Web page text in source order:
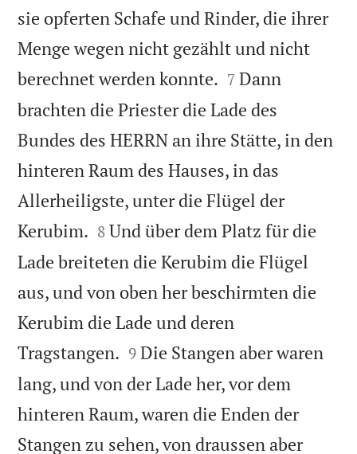
sie opferten Schafe und Rinder, die ihrer
Menge wegen nicht gezählt und nicht
berechnet werden konnte. 

7 Dann
brachten die Priester die Lade des
Bundes des HERRN an ihre Stätte, in den
hinteren Raum des Hauses, in das
Allerheiligste, unter die Flügel der
Kerubim. 

8 Und über dem Platz für die
Lade breiteten die Kerubim die Flügel
aus, und von oben her beschirmten die
Kerubim die Lade und deren
Tragstangen. 

9 Die Stangen aber waren
lang, und von der Lade her, vor dem
hinteren Raum, waren die Enden der
Stangen zu sehen, von draussen aber